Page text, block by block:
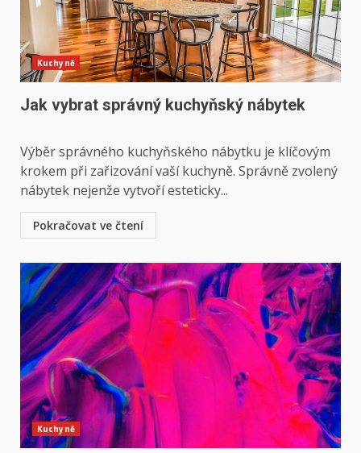
Kuchyně
Jak vybrat správný kuchyňský nábytek
Výběr správného kuchyňského nábytku je klíčovým
krokem při zařizování vaší kuchyně. Správně zvolený
nábytek nejenže vytvoří esteticky...
Pokračovat ve čtení
Kuchyně